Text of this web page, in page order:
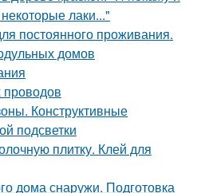
лаки..."
постоянного проживания.
домов
Конструктивные
подсветки
плитку. Клей для
дома снаружи. Подготовка